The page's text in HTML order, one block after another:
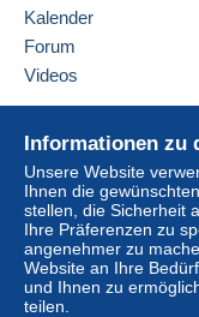
Käufer
Sitz des
Inland hat
oder sein
Informationen zu
Unsere Website
Ihnen die
stellen, die Sicherheit
Ihre Präferenzen zu
angenehmer zu
Website an Ihre
und Ihnen zu
teilen.
Kalender
Forum
Videos
Online-Hilfe
Auf Delcampe kaufen
Auf Delcampe
Eine sichere Website